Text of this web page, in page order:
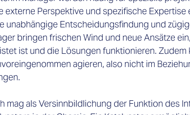
externe Perspektive und spezifische
unabhängige Entscheidungsfindung und
bringen frischen Wind und neue Ansätze
ist und die Lösungen funktionieren. Zudem
agieren, also nicht im
mag als Versinnbildlichung der Funktion des